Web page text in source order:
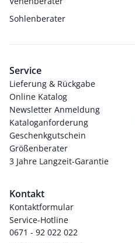
Sohlenberater
Service
Lieferung & Rückgabe
Online Katalog
Newsletter Anmeldung
Kataloganforderung
Geschenkgutschein
Größenberater
3 Jahre Langzeit-Garantie
Kontakt
Kontaktformular
Service-Hotline
0671 - 92 022 022